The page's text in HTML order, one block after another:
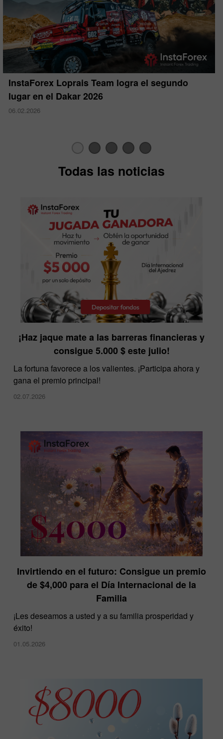
InstaForex Loprais Team logra el segundo
lugar en el Dakar 2026
06.02.2026
mercado
InstaForex en la exposición Dubai Forex Expo
28.11.2024
Todas las noticias
¡Haz jaque mate a las barreras financieras y
consigue 5.000 $ este julio!
La fortuna favorece a los valientes. ¡Participa ahora y
gana el premio principal!
02.07.2026
Invirtiendo en el futuro: Consigue un premio
de $4,000 para el Día Internacional de la
Familia
¡Les deseamos a usted y a su familia prosperidad y
éxito!
01.05.2026